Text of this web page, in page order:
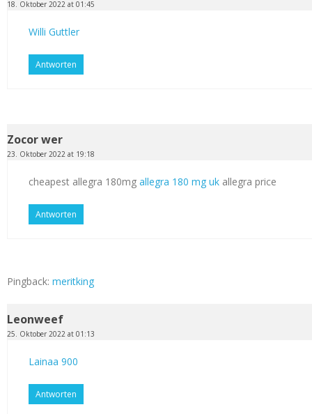
18. Oktober 2022 at 01:45
Willi Guttler
Antworten
Zocor wer
23. Oktober 2022 at 19:18
cheapest allegra 180mg allegra 180 mg uk allegra price
Antworten
Pingback: meritking
Leonweef
25. Oktober 2022 at 01:13
Lainaa 900
Antworten